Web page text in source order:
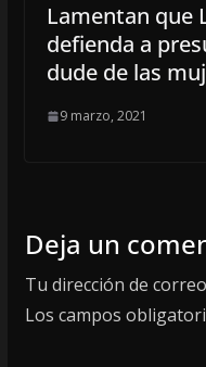
Lamentan que
defienda a
dude de las
9 marzo, 2021
Deja un
Tu dirección de
Los campos